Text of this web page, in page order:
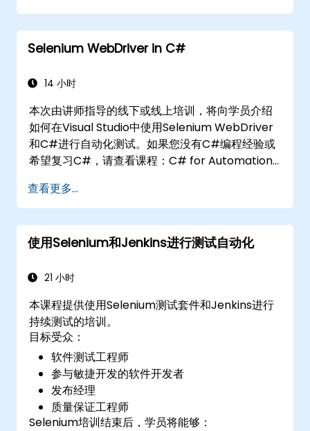
Selenium WebDriver in C#
14 小时
本次由讲师指导的线下或线上培训，将向学员介绍
如何在Visual Studio中使用Selenium WebDriver
和C#进行自动化测试。如果您没有C#编程经验或
希望复习C#，请查看课程：C# for Automation
查看更多...
使用Selenium和Jenkins进行测试自动化
21 小时
本课程提供使用Selenium测试套件和Jenkins进行
持续测试的培训。
目标受众：
软件测试工程师
参与敏捷开发的软件开发者
发布经理
质量保证工程师
Selenium培训结束后，学员将能够：